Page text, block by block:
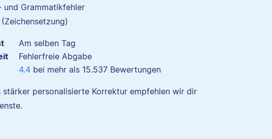
und Grammatikfehler
Am selben Tag
Fehlerfreie Abgabe
4.4 bei mehr als 15.537 Bewertungen
stärker personalisierte Korrektur empfehlen wir dir
und
studiert,
begeistert sich
Sprache zu tun